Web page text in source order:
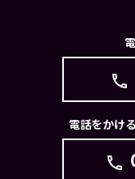
電話をかけ